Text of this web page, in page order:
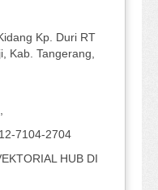
Kp. Duri RT
Kab. Tangerang,
,
7104-2704
HUB DI